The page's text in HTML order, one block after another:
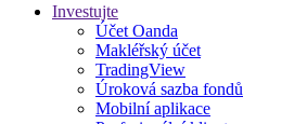
Investujte
Účet Oanda
Makléřský účet
TradingView
Úroková sazba fondů
Mobilní aplikace